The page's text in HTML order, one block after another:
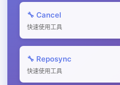
🔧 Cancel
快速使用工具
🔧 Reposync
快速使用工具